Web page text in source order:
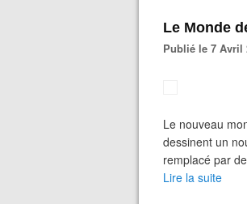
Le Monde
Publié le 7 Avril
Le nouveau
dessinent un
remplacé par
Lire la suite